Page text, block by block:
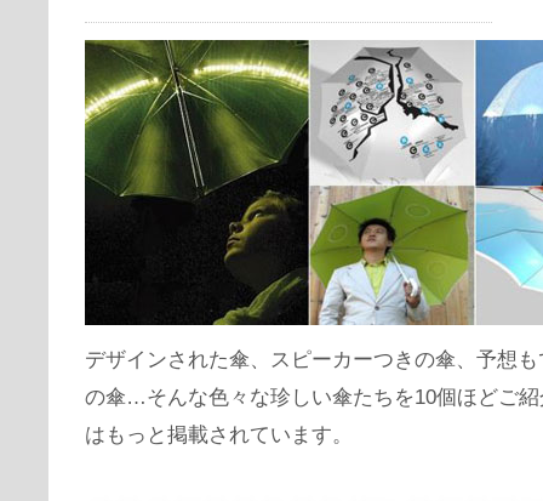
デザインされた傘、スピーカーつきの傘、予想
の傘…そんな色々な珍しい傘たちを10個ほどご
はもっと掲載されています。